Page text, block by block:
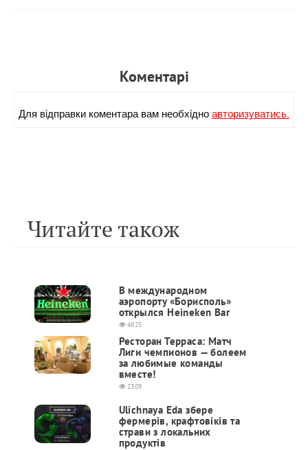
Коментарi
Для вiдправки коментара вам необхiдноавторизуватись.
Читайте також
В международном
аэропорту «Борисполь»
открылся Heineken Bar
4825
Ресторан Терраса: Матч
Лиги чемпионов — болеем
за любимые команды
вместе!
2309
Ulichnaya Eda збере
фермерів, крафтовіків та
страви з локальних
продуктів